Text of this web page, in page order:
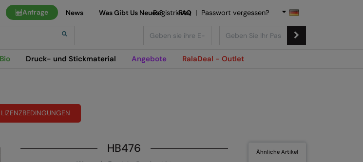
Druck- und Stickmaterial Angebote RalaDeal - Outlet
Anfrage News Was Gibt Us Neues? FAQ
Registrieren | Passwort vergessen?
LIZENZBEDINGUNGEN
HB476 Ähnliche Artikel